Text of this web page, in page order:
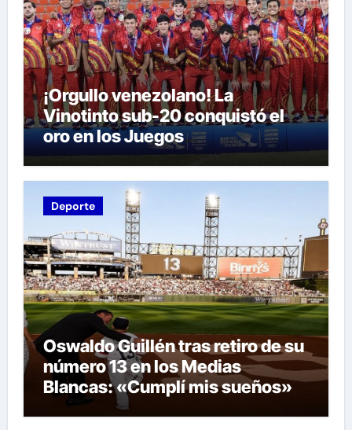
¡Orgullo venezolano! La
Vinotinto sub-20 conquistó el
oro en los Juegos
Centroamericanos y del Caribe
tras unos dramáticos penales
Deporte
Oswaldo Guillén tras retiro de su
número 13 en los Medias
Blancas: «Cumplí mis sueños»